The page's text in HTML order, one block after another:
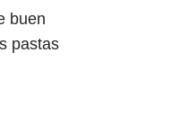
buen
pastas